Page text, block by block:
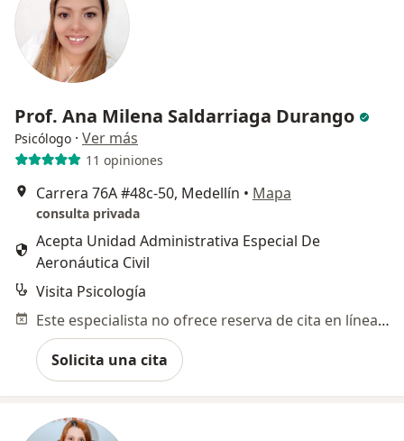
Prof. Ana Milena Saldarriaga Durango
Psicólogo · Ver más
11 opiniones
Carrera 76A #48c-50, Medellín • Mapa
consulta privada
Acepta Unidad Administrativa Especial De
Aeronáutica Civil
Visita Psicología
Este especialista no ofrece reserva de cita en línea en esta dirección.
Solicita una cita